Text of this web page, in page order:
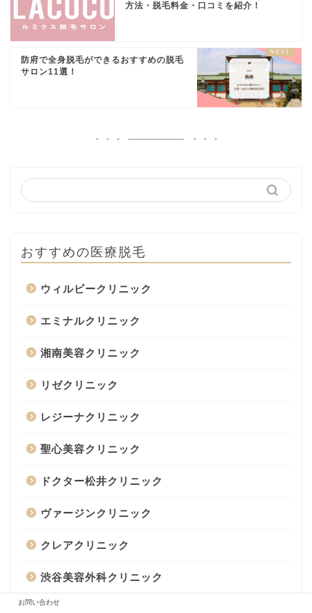
方法・脱毛料金・口コミを紹介！
防府で全身脱毛ができるおすすめの脱毛
サロン11選！
おすすめの医療脱毛
ウィルビークリニック
エミナルクリニック
湘南美容クリニック
リゼクリニック
レジーナクリニック
聖心美容クリニック
ドクター松井クリニック
ヴァージンクリニック
クレアクリニック
渋谷美容外科クリニック
ルシアクリニック
お問い合わせ